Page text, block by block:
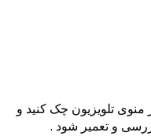
تلویزیون چک کنید و
و تعمیر شود .